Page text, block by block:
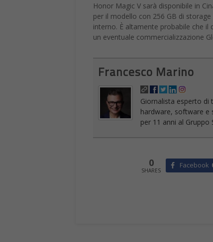
Honor Magic V sarà disponibile in
per il modello con 256 GB di
interno. È altamente probabile che
un eventuale commercializzazione
Francesco Marino
Giornalista esperto di
hardware, software e
per 11 anni al
0
SHARES
Facebook